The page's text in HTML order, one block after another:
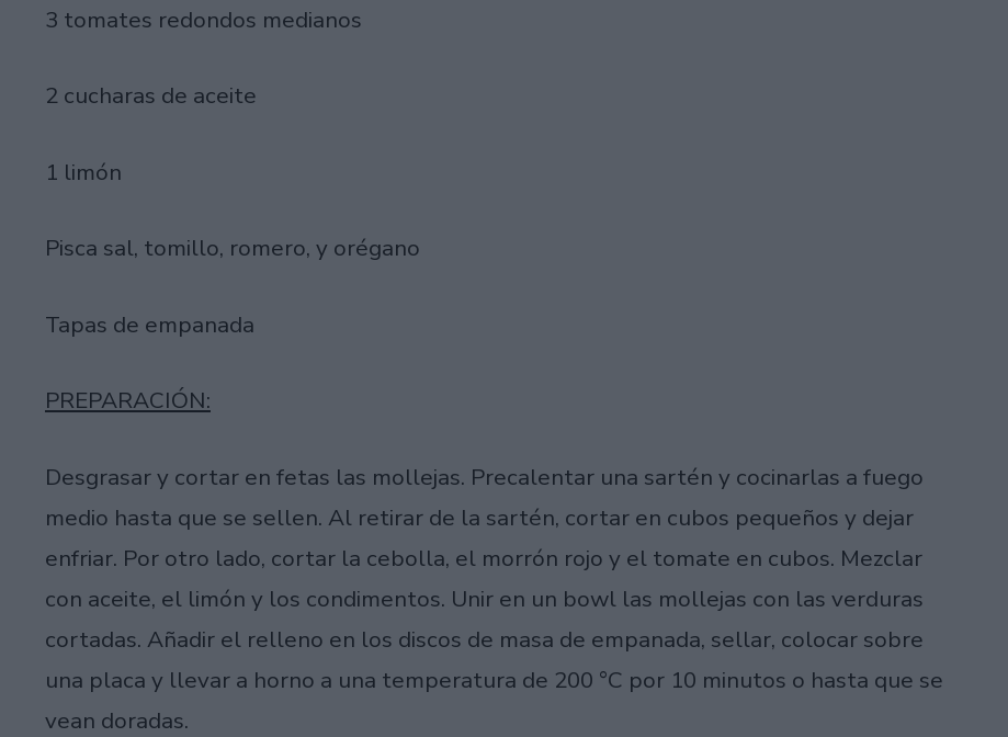
3 tomates redondos medianos
2 cucharas de aceite
1 limón
Pisca sal, tomillo, romero, y orégano
Tapas de empanada
PREPARACIÓN:
Desgrasar y cortar en fetas las mollejas. Precalentar una sartén y cocinarlas a fuego
medio hasta que se sellen. Al retirar de la sartén, cortar en cubos pequeños y dejar
enfriar. Por otro lado, cortar la cebolla, el morrón rojo y el tomate en cubos. Mezclar
con aceite, el limón y los condimentos. Unir en un bowl las mollejas con las verduras
cortadas. Añadir el relleno en los discos de masa de empanada, sellar, colocar sobre
una placa y llevar a horno a una temperatura de 200 °C por 10 minutos o hasta que se
vean doradas.